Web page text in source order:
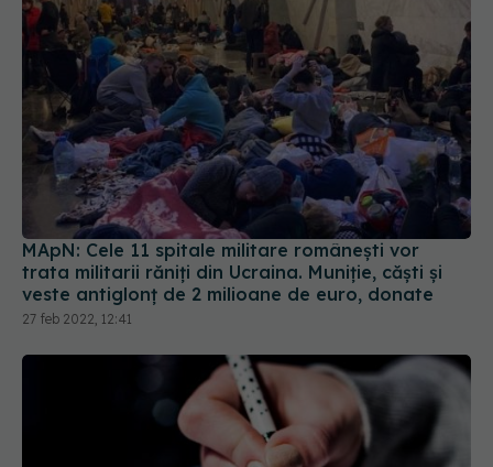
MApN: Cele 11 spitale militare românești vor
trata militarii răniți din Ucraina. Muniție, căști și
veste antiglonț de 2 milioane de euro, donate
27 feb 2022, 12:41